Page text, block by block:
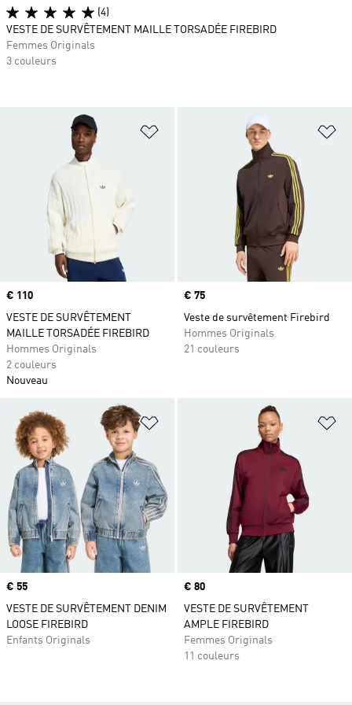
Ajouter à la Liste de produits
Prix
€ 110
VESTE DE SURVÊTEMENT
MAILLE TORSADÉE FIREBIRD
Hommes Originals
2 couleurs
Nouveau
Prix
€ 75
Veste de survêtement Firebird
Hommes Originals
21 couleurs
Ajouter à la Liste de produits
Prix
€ 55
VESTE DE SURVÊTEMENT DENIM
LOOSE FIREBIRD
Enfants Originals
Prix
€ 80
VESTE DE SURVÊTEMENT
AMPLE FIREBIRD
Femmes Originals
11 couleurs
(4)
VESTE DE SURVÊTEMENT MAILLE TORSADÉE FIREBIRD
Femmes Originals
3 couleurs